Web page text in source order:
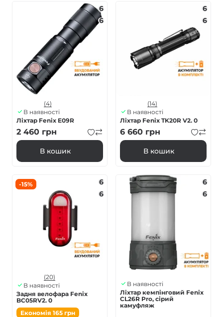
6
6
(4)
В наявності
Ліхтар Fenix E09R
2 460 грн
В кошик
6
6
(14)
В наявності
Ліхтар Fenix TK20R V2. 0
6 660 грн
В кошик
-15%
6
6
(20)
В наявності
Задня велофара Fenix
BC05RV2. 0
Економія 165 грн
6
6
В наявності
Ліхтар кемпінговий Fenix
CL26R Pro, сірий
камуфляж